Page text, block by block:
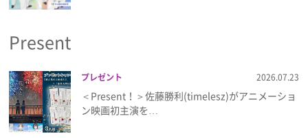
プライバシーポリシー
利用規約
お問い合わせ
Present
プレゼント 2026.07.23
＜Present！＞佐藤勝利(timelesz)がアニメーショ
ン映画初主演を…